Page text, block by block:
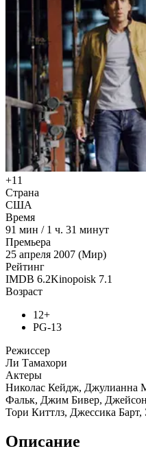
+11
Страна
США
Время
91 мин / 1 ч. 31 минут
Премьера
25 апреля 2007 (Мир)
Рейтинг
IMDB 6.2Kinopoisk 7.1
Возраст
12+
PG-13
Режиссер
Ли Тамахори
Актеры
Николас Кейдж, Джулианна
Фальк, Джим Бивер,
Тори Киттлз, Джессика
Описание